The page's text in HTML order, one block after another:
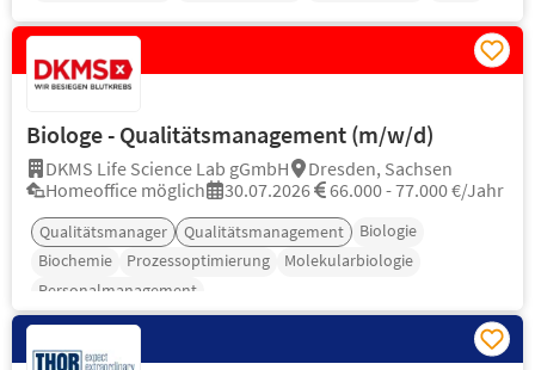
Biologe - Qualitätsmanagement (m/w/d)
DKMS Life Science Lab gGmbH
Dresden, Sachsen
Homeoffice möglich
30.07.2026 66.000 - 77.000 €/Jahr
Qualitätsmanager Qualitätsmanagement
Biologie
Biochemie
Prozessoptimierung
Molekularbiologie
Personalmanagement